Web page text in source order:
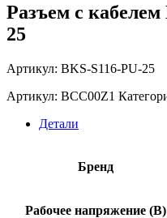
Разъем с
25
Артикул: BKS-S116-PU-25
Артикул: BCC00Z1
Детали
Бренд
Рабочее напряжение (В)